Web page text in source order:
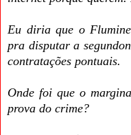
Eu diria que o
pra disputar a
contratações pontuais.
Onde foi que o
prova do crime?